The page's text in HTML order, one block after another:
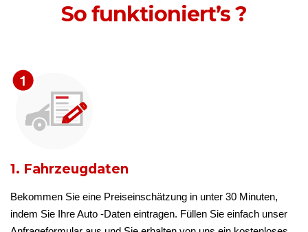
So funktioniert’s ?
1. Fahrzeugdaten
Bekommen Sie eine Preiseinschätzung in unter 30 Minuten,
indem Sie Ihre Auto -Daten eintragen. Füllen Sie einfach unser